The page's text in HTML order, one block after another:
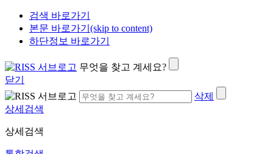
검색 바로가기
본문 바로가기(skip to content)
하단정보 바로가기
무엇을 찾고 계세요?
닫기
삭제
상세검색
상세검색